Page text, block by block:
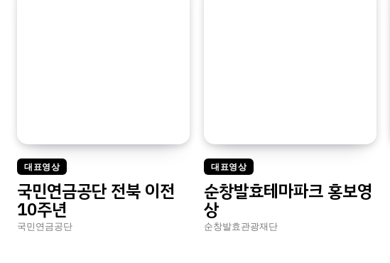
대표영상
국민연금공단 전북 이전
10주년
국민연금공단
대표영상
순창발효테마파크 홍보영
상
순창발효관광재단